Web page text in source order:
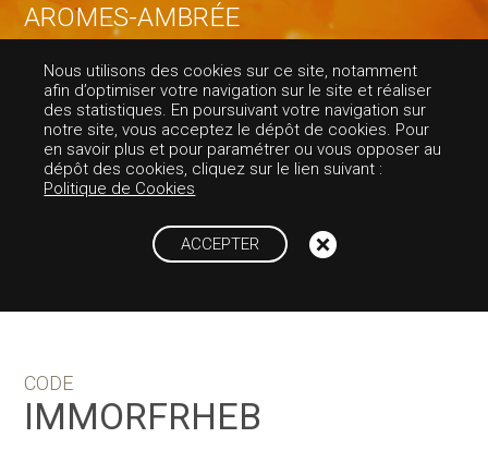
AROMES-AMBRÉE
IMMORTELLE ITA
LICUM HUILE ESS
ENTIELLE BIOLOG
IQUE FRANCE
Nous utilisons des cookies sur ce site, notamment
afin d’optimiser votre navigation sur le site et réaliser
des statistiques. En poursuivant votre navigation sur
notre site, vous acceptez le dépôt de cookies. Pour
en savoir plus et pour paramétrer ou vous opposer au
dépôt des cookies, cliquez sur le lien suivant :
Politique de Cookies
ACCEPTER
CODE
IMMORFRHEB